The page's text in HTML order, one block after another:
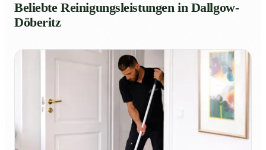
Beliebte Reinigungsleistungen in Dallgow-
Döberitz